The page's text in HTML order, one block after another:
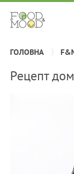
ГОЛОВНА
Рецепт